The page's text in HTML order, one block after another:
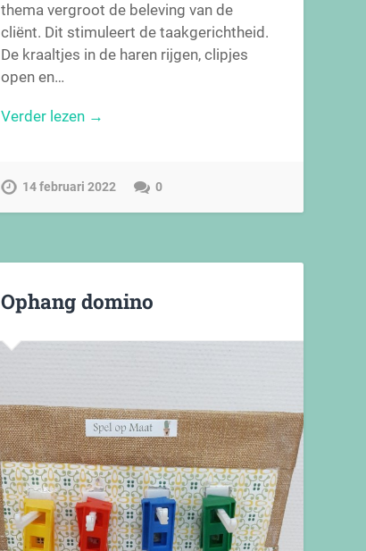
thema vergroot de beleving van de
cliënt. Dit stimuleert de taakgerichtheid.
De kraaltjes in de haren rijgen, clipjes
open en…
Verder lezen →
14 februari 2022 0
Ophang domino